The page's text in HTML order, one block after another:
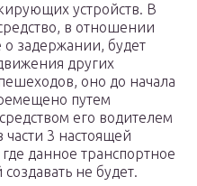
устройств. В
в отношении
задержании, будет
других
оно до начала
путем
его водителем
3 настоящей
данное транспортное
не будет.